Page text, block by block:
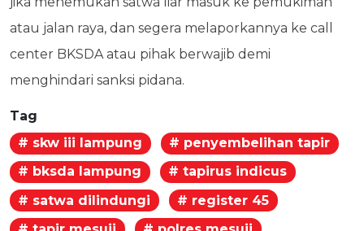
atau jalan raya, dan segera melaporkannya ke call
center BKSDA atau pihak berwajib demi
menghindari sanksi pidana.
Tag
# skw iii lampung
# penyembelihan tapir
# bksda lampung
# tapirus indicus
# satwa dilindungi
# register 45